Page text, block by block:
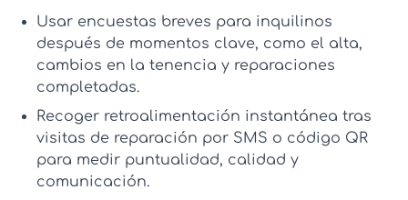
Usar encuestas breves para inquilinos
después de momentos clave, como el alta,
cambios en la tenencia y reparaciones
completadas.
Recoger retroalimentación instantánea tras
visitas de reparación por SMS o código QR
para medir puntualidad, calidad y
comunicación.